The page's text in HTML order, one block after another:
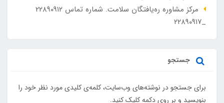
مرکز مشاوره ره‌یافتگان سلامت. شماره تماس ۲۲۸۹۰۹۱۲
_۲۲۸۹۰۹۱۷
جستجو
برای جستجو در نوشته‌های وب‌سایت، کلمه‌ی کلیدی مورد نظر خود را
بنویسید و بر روی دکمه کلیک کنید.